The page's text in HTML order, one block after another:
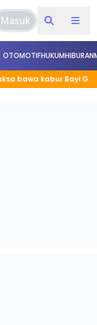
Masuk
OTOMOTIFHUKUMHIBURAN
kabur Bayi G